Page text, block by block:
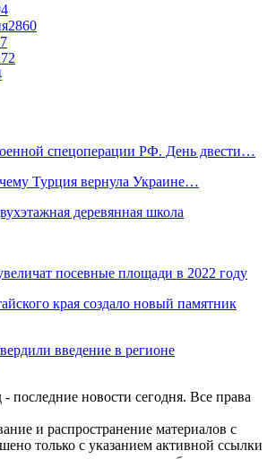
2860
спецоперации РФ. День двести…
Турция вернула Украине…
деревянная школа
посевные площади в 2022 году
края создало новый памятник
введение в регионе
последние новости сегодня. Все права
и распространение материалов с
только с указанием активной ссылки